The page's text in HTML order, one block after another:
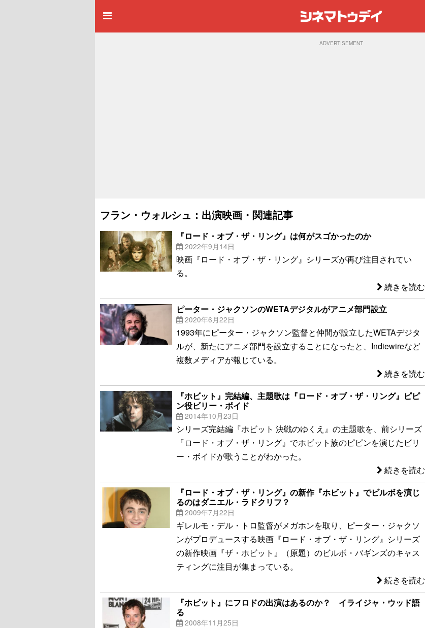
ADVERTISEMENT
フラン・ウォルシュ：出演映画・関連記事
『ロード・オブ・ザ・リング』は何がスゴかったのか
2022年9月14日
映画『ロード・オブ・ザ・リング』シリーズが再び注目されてい
る。
続きを読む
ピーター・ジャクソンのWETAデジタルがアニメ部門設立
2020年6月22日
1993年にピーター・ジャクソン監督と仲間が設立したWETAデジタ
ルが、新たにアニメ部門を設立することになったと、Indiewireなど
複数メディアが報じている。
続きを読む
『ホビット』完結編、主題歌は『ロード・オブ・ザ・リング』ピピ
ン役ビリー・ボイド
2014年10月23日
シリーズ完結編『ホビット 決戦のゆくえ』の主題歌を、前シリーズ
『ロード・オブ・ザ・リング』でホビット族のピピンを演じたビリ
ー・ボイドが歌うことがわかった。
続きを読む
『ロード・オブ・ザ・リング』の新作『ホビット』でビルボを演じ
るのはダニエル・ラドクリフ？
2009年7月22日
ギレルモ・デル・トロ監督がメガホンを取り、ピーター・ジャクソ
ンがプロデュースする映画『ロード・オブ・ザ・リング』シリーズ
の新作映画『ザ・ホビット』（原題）のビルボ・バギンズのキャス
ティングに注目が集まっている。
続きを読む
『ホビット』にフロドの出演はあるのか？ イライジャ・ウッド語
る
2008年11月25日